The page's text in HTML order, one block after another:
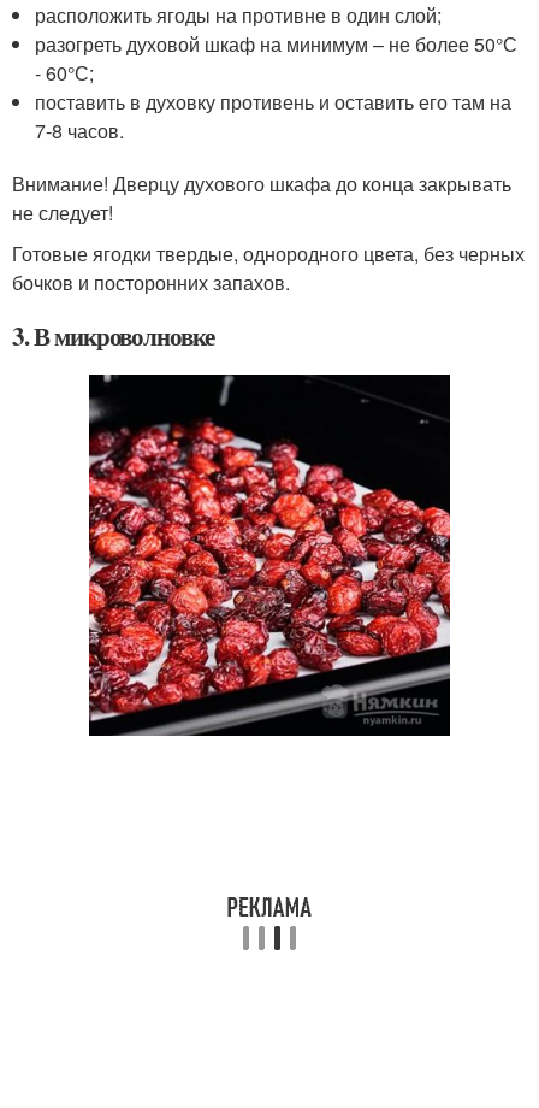
расположить ягоды на противне в один слой;
разогреть духовой шкаф на минимум – не более 50°С
- 60°С;
поставить в духовку противень и оставить его там на
7-8 часов.
Внимание! Дверцу духового шкафа до конца закрывать
не следует!
Готовые ягодки твердые, однородного цвета, без черных
бочков и посторонних запахов.
3. В микроволновке